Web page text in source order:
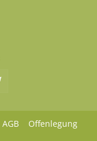
AGB
Offenlegung